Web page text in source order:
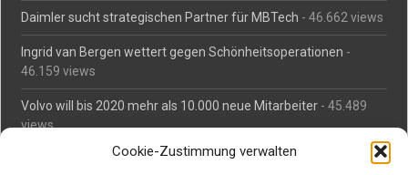
Cookie-Zustimmung verwalten
Daimler sucht strategischen Partner für MBTech - 46.662 views
Ingrid van Bergen wettert gegen Schönheitsoperationen -
46.159 views
Volvo will bis 2020 mehr als 10.000 neue Mitarbeiter - 45.489
views
Mäßiges Interesse an Daimlers MBtech- 44.713 views